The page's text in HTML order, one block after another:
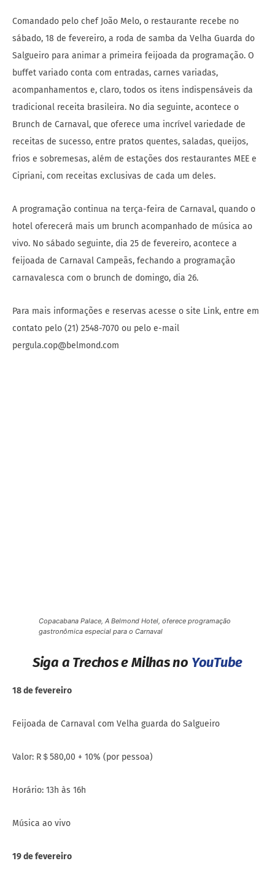
Comandado pelo chef João Melo, o restaurante recebe no
sábado, 18 de fevereiro, a roda de samba da Velha Guarda do
Salgueiro para animar a primeira feijoada da programação. O
buffet variado conta com entradas, carnes variadas,
acompanhamentos e, claro, todos os itens indispensáveis da
tradicional receita brasileira. No dia seguinte, acontece o
Brunch de Carnaval, que oferece uma incrível variedade de
receitas de sucesso, entre pratos quentes, saladas, queijos,
frios e sobremesas, além de estações dos restaurantes MEE e
Cipriani, com receitas exclusivas de cada um deles.
A programação continua na terça-feira de Carnaval, quando o
hotel oferecerá mais um brunch acompanhado de música ao
vivo. No sábado seguinte, dia 25 de fevereiro, acontece a
feijoada de Carnaval Campeãs, fechando a programação
carnavalesca com o brunch de domingo, dia 26.
Para mais informações e reservas acesse o site Link, entre em
contato pelo (21) 2548-7070 ou pelo e-mail
pergula.cop@belmond.com
Copacabana Palace, A Belmond Hotel, oferece programação
gastronômica especial para o Carnaval
Siga a Trechos e Milhas no YouTube
18 de fevereiro
Feijoada de Carnaval com Velha guarda do Salgueiro
Valor: R＄580,00 + 10% (por pessoa)
Horário: 13h às 16h
Música ao vivo
19 de fevereiro